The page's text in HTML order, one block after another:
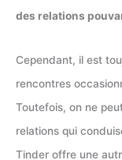
des relations
Cependant, il est
rencontres
Toutefois, on ne
relations qui
Tinder offre une